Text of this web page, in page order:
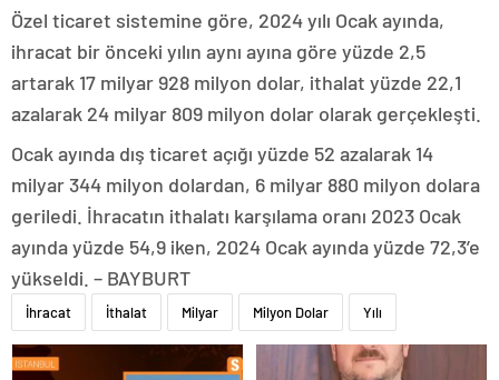
Özel ticaret sistemine göre, 2024 yılı Ocak ayında,
ihracat bir önceki yılın aynı ayına göre yüzde 2,5
artarak 17 milyar 928 milyon dolar, ithalat yüzde 22,1
azalarak 24 milyar 809 milyon dolar olarak gerçekleşti.
Ocak ayında dış ticaret açığı yüzde 52 azalarak 14
milyar 344 milyon dolardan, 6 milyar 880 milyon dolara
geriledi. İhracatın ithalatı karşılama oranı 2023 Ocak
ayında yüzde 54,9 iken, 2024 Ocak ayında yüzde 72,3’e
yükseldi. – BAYBURT
İhracat İthalat Milyar Milyon Dolar Yılı